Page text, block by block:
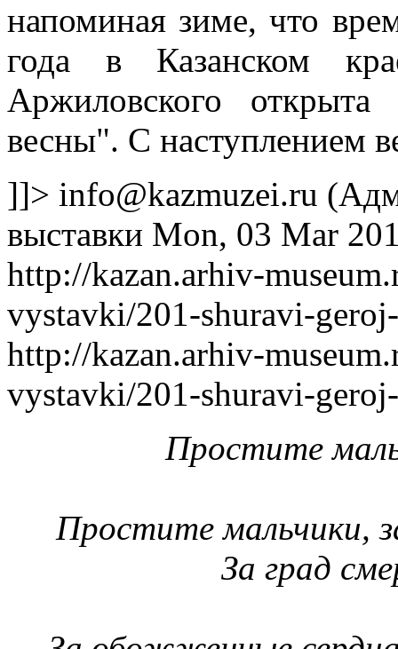
напоминая зиме, что
года в Казанском
Аржиловского
весны". С наступлением
]]> info@kazmuzei.ru
выставки Mon, 03 Mar
http://kazan.arhiv-
vystavki/201-shuravi-
http://kazan.arhiv-
vystavki/201-shuravi-
Простите
Простите мальчики,
За град